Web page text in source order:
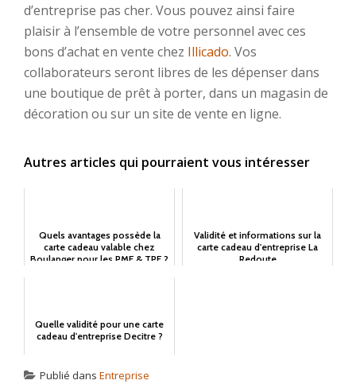
d’entreprise pas cher. Vous pouvez ainsi faire
plaisir à l’ensemble de votre personnel avec ces
bons d’achat en vente chez Illicado. Vos
collaborateurs seront libres de les dépenser dans
une boutique de prêt à porter, dans un magasin de
décoration ou sur un site de vente en ligne.
Autres articles qui pourraient vous intéresser
Quels avantages possède la
carte cadeau valable chez
Boulanger pour les PME & TPE ?
Validité et informations sur la
carte cadeau d'entreprise La
Redoute
Quelle validité pour une carte
cadeau d'entreprise Decitre ?
Publié dans Entreprise